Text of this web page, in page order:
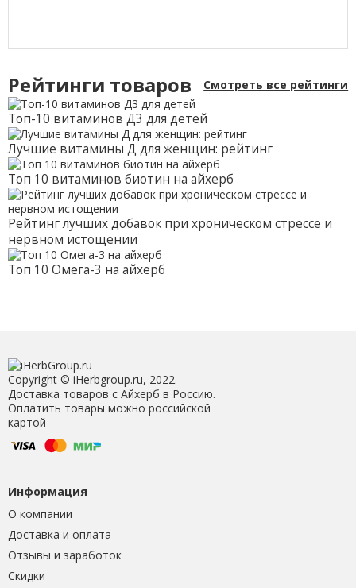
Рейтинги товаров Смотреть все рейтинги
Топ-10 витаминов Д3 для детей
Лучшие витамины Д для женщин: рейтинг
Топ 10 витаминов биотин на айхерб
Рейтинг лучших добавок при хроническом стрессе и
нервном истощении
Топ 10 Омега-3 на айхерб
Copyright © iHerbgroup.ru, 2022.
Доставка товаров с Айхерб в Россию.
Оплатить товары можно российской
картой
Информация
О компании
Доставка и оплата
Отзывы и заработок
Скидки